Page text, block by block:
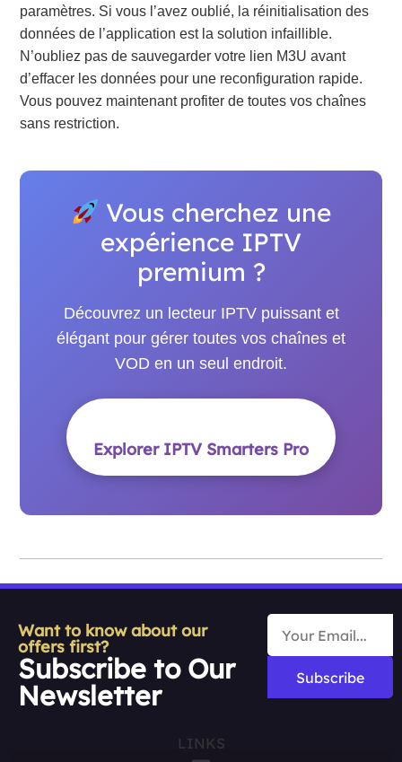
paramètres. Si vous l’avez oublié, la réinitialisation des
données de l’application est la solution infaillible.
N’oubliez pas de sauvegarder votre lien M3U avant
d’effacer les données pour une reconfiguration rapide.
Vous pouvez maintenant profiter de toutes vos chaînes
sans restriction.
Vous cherchez une
expérience IPTV
premium ?
Découvrez un lecteur IPTV puissant et
élégant pour gérer toutes vos chaînes et
VOD en un seul endroit.
Explorer IPTV Smarters Pro
Want to know about our
offers first?
Subscribe to Our
Newsletter
Subscribe
LINKS